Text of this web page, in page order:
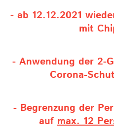
- ab 12.12.2021
mit
- Anwendung der 2-
Corona-
- Begrenzung der
aufmax. 12